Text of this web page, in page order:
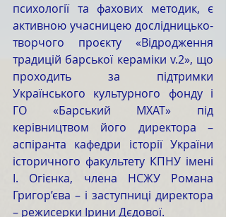
психології та фахових методик, є
активною учасницею дослідницько-
творчого проєкту «Відродження
традицій барської кераміки v.2», що
проходить за підтримки
Українського культурного фонду і
ГО «Барський МХАТ» під
керівництвом його директора –
аспіранта кафедри історії України
історичного факультету КПНУ імені
І. Огієнка, члена НСЖУ Романа
Григор’єва – і заступниці директора
– режисерки Ірини Дєдової.